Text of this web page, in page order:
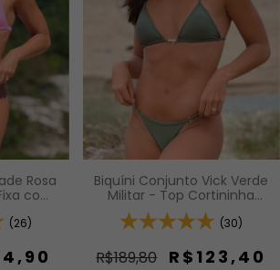
Rosa
com
e
(26)
Biquíni Conjunto Vick Verde
Militar - Top Cortininha
Com Calcinha Modelagem
Fio De Regulagem Na
(30)
R$189,80 R$123,40